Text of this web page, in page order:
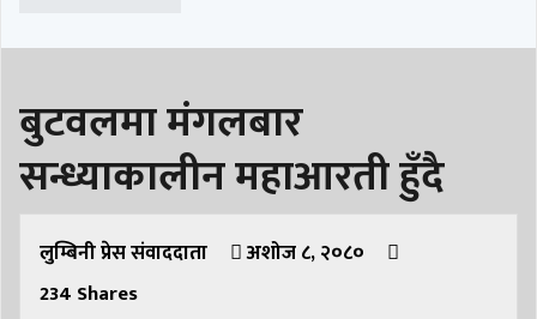
# समाज रूपान्तरण # चौराह हस्पिटल # घरजग्गा कारोबार # कपिलवस्तु
# मृत्यु # सडक दुर्घटना # आधुनिक समाज डेन्टल
# समृद्धि एकेडेमी # काङ्ग्रेस # नेपाली कांग्रेस # बुटवल # राजधानी
# रुपन्देही # रुपन्देही २ # नेकपा # रुपन्देही १ # चुन्न पौडेल
# सिद्धबाबा # बुटवल उपमहानगरपालिका
बुटवलमा मंगलबार
सन्ध्याकालीन महाआरती हुँदै
लुम्बिनी प्रेस संवाददाता
अशोज ८, २०८०
234 Shares